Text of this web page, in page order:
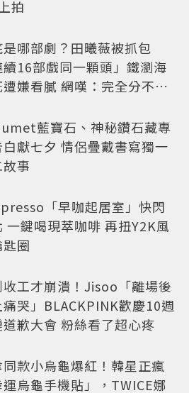
拍
是哪部劇？田曦薇被抓包
續16部戲同一顆頭」鐵瀏海
嫌看膩 網嘆：完全分不出
藍寶石、神秘鑽石藏專
白獻七夕 情侶疊戴書寫獨一
事
「早咖起居室」快閃
一鍵喝現萃咖啡 再扭Y2K風
圈
收工才崩潰！Jisoo「離場後
哭」BLACKPINK歡慶10週
歉大會 粉絲看了超心疼
款小烏龜爆紅！韓星正瘋
運烏龜手機貼」，TWICE娜